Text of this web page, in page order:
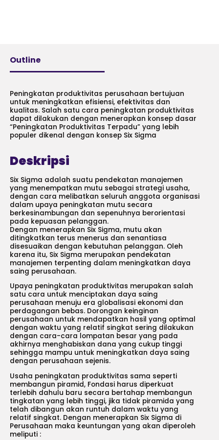
Outline
Peningkatan produktivitas perusahaan bertujuan
untuk meningkatkan efisiensi, efektivitas dan
kualitas. Salah satu cara peningkatan produktivitas
dapat dilakukan dengan menerapkan konsep dasar
“Peningkatan Produktivitas Terpadu” yang lebih
populer dikenal dengan konsep Six Sigma
Deskripsi
Six Sigma adalah suatu pendekatan manajemen
yang menempatkan mutu sebagai strategi usaha,
dengan cara melibatkan seluruh anggota organisasi
dalam upaya peningkatan mutu secara
berkesinambungan dan sepenuhnya berorientasi
pada kepuasan pelanggan.
Dengan menerapkan Six Sigma, mutu akan
ditingkatkan terus menerus dan senantiasa
disesuaikan dengan kebutuhan pelanggan. Oleh
karena itu, Six Sigma merupakan pendekatan
manajemen terpenting dalam meningkatkan daya
saing perusahaan.
Upaya peningkatan produktivitas merupakan salah
satu cara untuk menciptakan daya saing
perusahaan menuju era globalisasi ekonomi dan
perdagangan bebas. Dorongan keinginan
perusahaan untuk mendapatkan hasil yang optimal
dengan waktu yang relatif singkat sering dilakukan
dengan cara-cara lompatan besar yang pada
akhirnya menghabiskan dana yang cukup tinggi
sehingga mampu untuk meningkatkan daya saing
dengan perusahaan sejenis.
Usaha peningkatan produktivitas sama seperti
membangun piramid, Fondasi harus diperkuat
terlebih dahulu baru secara bertahap membangun
tingkatan yang lebih tinggi, jika tidak piramida yang
telah dibangun akan runtuh dalam waktu yang
relatif singkat. Dengan menerapkan Six Sigma di
Perusahaan maka keuntungan yang akan diperoleh
meliputi :